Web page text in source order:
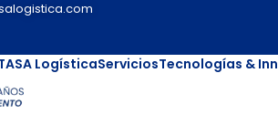
LogísticaServiciosTecnologías &
¿Qué